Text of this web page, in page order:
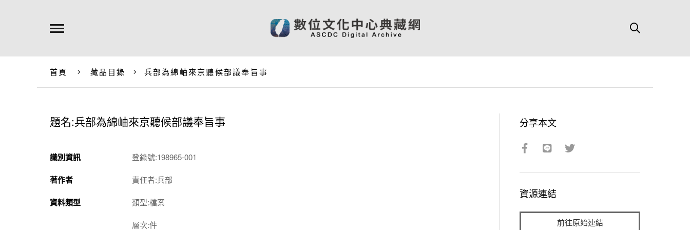
首頁 藏品目錄 兵部為綿岫來京聽候部議奉旨事
題名:兵部為綿岫來京聽候部議奉旨事
識別資訊 登錄號:198965-001
著作者 責任者:兵部
資料類型 類型:檔案
層次:件
分享本文
資源連結
前往原始連結